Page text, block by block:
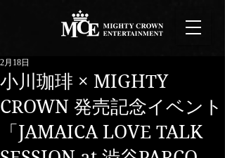
小川珈琲 × MIGHTY
CROWN 発売記念イベント
「JAMAICA LOVE TALK
2月18日